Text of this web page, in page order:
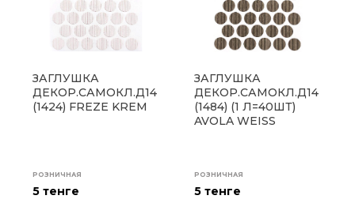
ЗАГЛУШКА
ДЕКОР.САМОКЛ.Д14
(1424) FREZE KREM
РОЗНИЧНАЯ
5 тенге
ЗАГЛУШКА
ДЕКОР.САМОКЛ.Д14
(1484) (1 Л=40ШТ)
AVOLA WEISS
РОЗНИЧНАЯ
5 тенге